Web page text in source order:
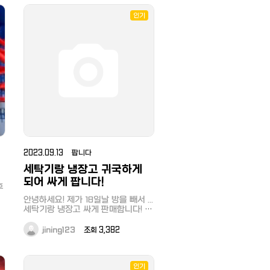
인기
2023.09.13 팝니다
세탁기랑 냉장고 귀국하게
되어 싸게 팝니다!
안녕하세요! 제가 18일날 방을 빼서 ...
세탁기랑 냉장고 싸게 판매합니다! 이
습니다! 음식을 아예 안 해먹어서 냉
장고는 거의 새거라고 보심되구 세탁
에 팔게요~ 지역은 와세다 근처고 16
일저녁 아님 17일에 가지러 오시면 됩
jining123 조회 3,382
인기